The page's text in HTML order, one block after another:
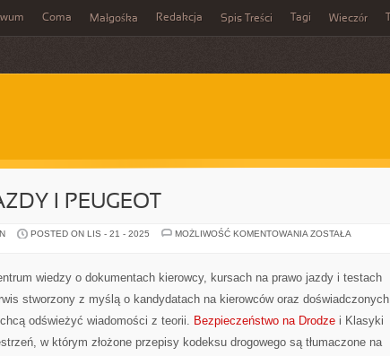
Coma Małgośka Redakcja Spis Treści Tagi Wieczór
I PEUGEOT
POSTED ON LIS - 21 - 2025 MOŻLIWOŚĆ KOMENTOWANIA PRAWO
ZOSTAŁA
wiedzy o dokumentach kierowcy, kursach na prawo jazdy i testach
stworzony z myślą o kandydatach na kierowców oraz doświadczonych
odświeżyć wiadomości z teorii. Bezpieczeństwo na Drodze i Klasyki
w którym złożone przepisy kodeksu drogowego są tłumaczone na